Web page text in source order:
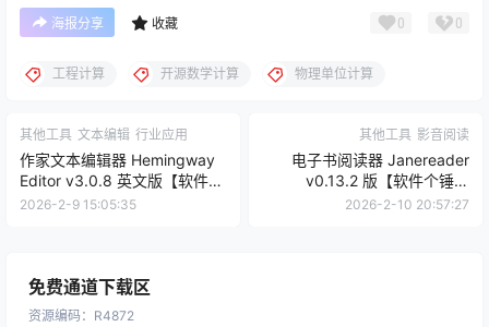
海报分享 收藏 0 0
工程计算 开源数学计算 物理单位计算
其他工具 文本编辑 行业应用
作家文本编辑器 Hemingway
Editor v3.0.8 英文版【软件个
锤子·R4871】
2026-2-9 15:05:35
其他工具 影音阅读
电子书阅读器 Janereader
v0.13.2 版【软件个锤子
·R4873】
2026-2-10 20:57:27
免费通道下载区
资源编码： R4872